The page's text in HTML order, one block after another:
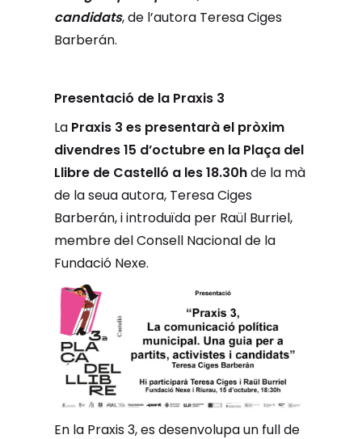
candidats, de l’autora Teresa Ciges
Barberán.
Presentació de la Praxis 3
La Praxis 3 es presentarà el pròxim
divendres 15 d’octubre en la Plaça del
Llibre de Castelló a les 18.30hde la mà
de la seua autora, Teresa Ciges
Barberán, i introduïda per Raül Burriel,
membre del Consell Nacional de la
Fundació Nexe.
En la Praxis 3, es desenvolupa un full de